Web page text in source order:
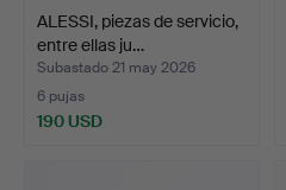
ALESSI, piezas de servicio,
entre ellas ju…
Subastado 21 may 2026
6 pujas
190 USD